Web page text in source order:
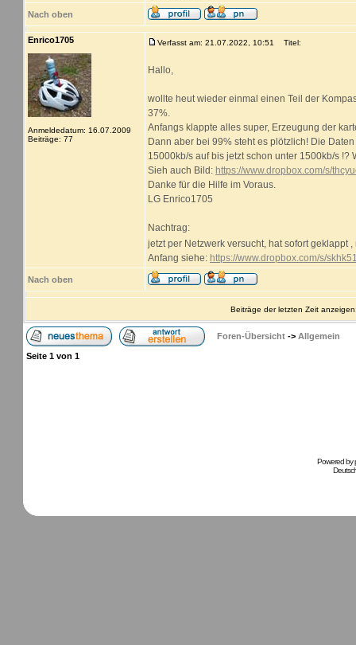
Nach oben
Enrico1705
Anmeldedatum: 16.07.2009
Beiträge: 77
Verfasst am: 21.07.2022, 10:51 Titel:
Hallo,
wollte heut wieder einmal einen Teil der
37%.
Anfangs klappte alles super, Erzeugung der
Dann aber bei 99% steht es plötzlich! Die
15000kb/s auf bis jetzt schon unter 1500kb/s !?
Sieh auch Bild: https://www.dropbox.com/s/
Danke für die Hilfe im Voraus.
LG Enrico1705
Nachtrag:
jetzt per Netzwerk versucht, hat sofort
Anfang siehe: https://www.dropbox.com/s/
Nach oben
Beiträge der letzten Zeit
Foren-Übersicht -> Allgemein
Seite 1 von 1
Powered by